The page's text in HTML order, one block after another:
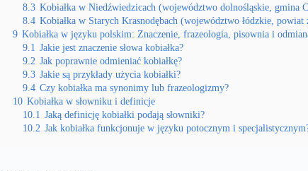
8.3 Kobiałka w Niedźwiedzicach (województwo dolnośląskie, gmina
8.4 Kobiałka w Starych Krasnodębach (województwo łódzkie,
9 Kobiałka w języku polskim: Znaczenie, frazeologia, pisownia i
9.1 Jakie jest znaczenie słowa kobiałka?
9.2 Jak poprawnie odmieniać kobiałkę?
9.3 Jakie są przykłady użycia kobiałki?
9.4 Czy kobiałka ma synonimy lub frazeologizmy?
10 Kobiałka w słowniku i definicje
10.1 Jaką definicję kobiałki podają słowniki?
10.2 Jak kobiałka funkcjonuje w języku potocznym i